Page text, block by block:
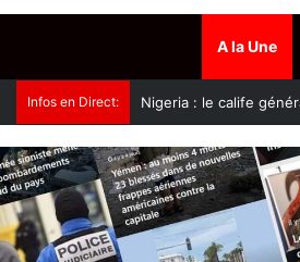
A la Une
Infos en Direct: Transport de